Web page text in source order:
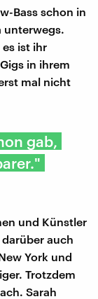
Bass schon in
unterwegs.
ist ihr
in ihrem
mal nicht
gab,
und Künstler
auch
York und
Trotzdem
Sarah